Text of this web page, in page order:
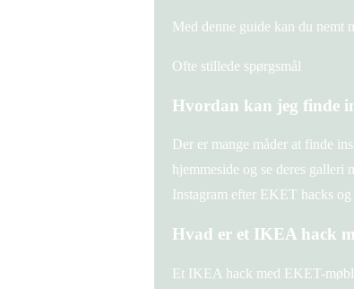
Med denne guide kan du nemt
Ofte stillede spørgsmål
Hvordan kan jeg finde
Der er mange måder at finde
hjemmeside og se deres
Instagram efter EKET hacks og
Hvad er et IKEA hack
Et IKEA hack med EKET-